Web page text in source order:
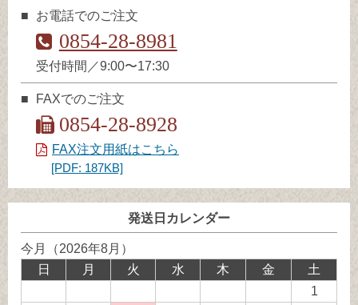
お電話でのご注文
0854-28-8981
受付時間／9:00〜17:30
FAXでのご注文
0854-28-8928
FAX注文用紙はこちら
[PDF: 187KB]
発送日カレンダー
今月（2026年8月）
日
月 火 水 木 金
土
1